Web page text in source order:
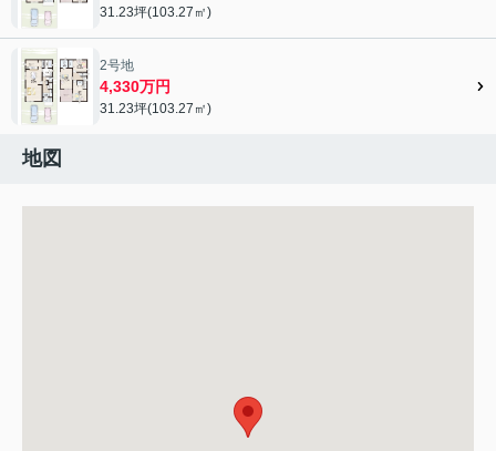
31.23坪(103.27㎡)
2号地
4,330万円
31.23坪(103.27㎡)
地図